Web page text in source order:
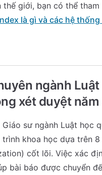
thế giới, bạn có thể
là gì và các hệ thống
ngành
xét duyệt
sư ngành Luật học
khoa học dựa trên 8
cốt lõi. Việc xác
bài báo được chuyển